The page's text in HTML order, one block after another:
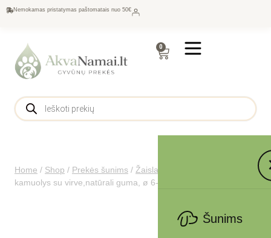
Nemokamas pristatymas paštomatais nuo 50€
0
Šunims
Home / Shop / Prekės šunims / Žaislai
kamuolys su virve,natūrali guma, ø 6-30 cm